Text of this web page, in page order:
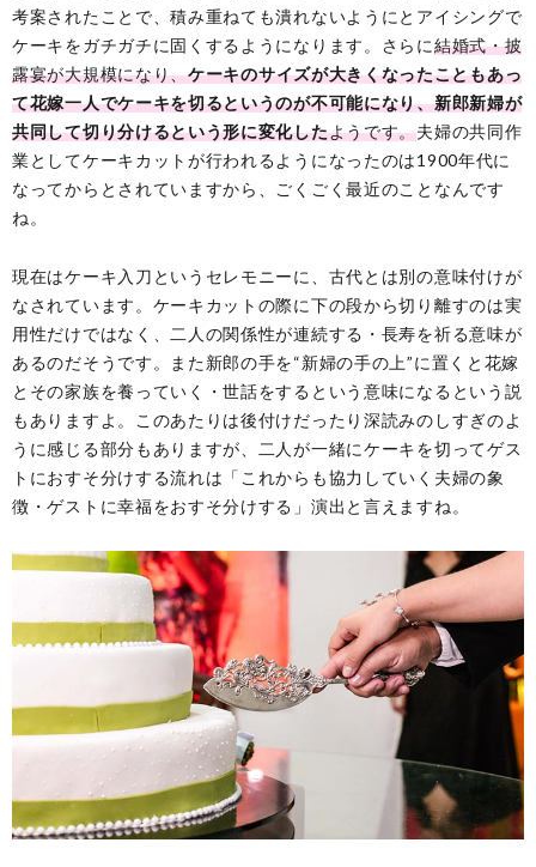
考案されたことで、積み重ねても潰れないようにとアイシングで
ケーキをガチガチに固くするようになります。さらに結婚式・披
露宴が大規模になり、ケーキのサイズが大きくなったこともあっ
て花嫁一人でケーキを切るというのが不可能になり、新郎新婦が
共同して切り分けるという形に変化したようです。夫婦の共同作
業としてケーキカットが行われるようになったのは1900年代に
なってからとされていますから、ごくごく最近のことなんです
ね。
現在はケーキ入刀というセレモニーに、古代とは別の意味付けが
なされています。ケーキカットの際に下の段から切り離すのは実
用性だけではなく、二人の関係性が連続する・長寿を祈る意味が
あるのだそうです。また新郎の手を“新婦の手の上”に置くと花嫁
とその家族を養っていく・世話をするという意味になるという説
もありますよ。このあたりは後付けだったり深読みのしすぎのよ
うに感じる部分もありますが、二人が一緒にケーキを切ってゲス
トにおすそ分けする流れは「これからも協力していく夫婦の象
徴・ゲストに幸福をおすそ分けする」演出と言えますね。